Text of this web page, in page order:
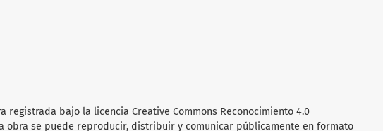
registrada bajo la licencia Creative Commons Reconocimiento 4.0
obra se puede reproducir, distribuir y comunicar públicamente en formato